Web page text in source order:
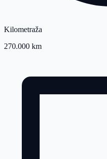
Kilometraža
270.000 km